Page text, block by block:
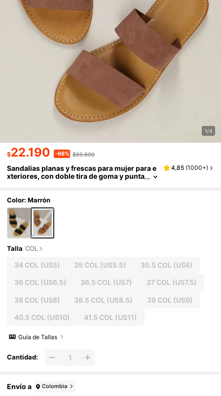
1/4
$22.190 -68% $69.690
Sandalias planas y frescas para mujer para e
xteriores, con doble tira de goma y punta
4,85 (1000+)
Color: Marrón
Talla COL
34 COL (US5) 35 COL (US5.5) 35.5 COL (US6)
36 COL (US6.5) 36.5 COL (US7) 37 COL (US7.5)
38 COL (US8) 38.5 COL (US8.5) 39 COL (US9)
40.5 COL (US10) 41.5 COL (US11)
Guía de Tallas
Cantidad:
Envío a Colombia